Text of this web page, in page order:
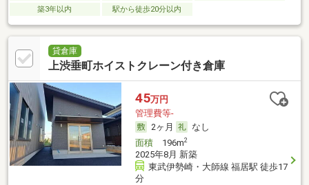
築3年以内
駅から徒歩20分以内
貸倉庫
上渋垂町ホイストクレーン付き倉庫
45万円
管理費等-
2ヶ月
なし
面積196m2
2025年8月 新築
東武伊勢崎・大師線 福居駅 徒歩17
分